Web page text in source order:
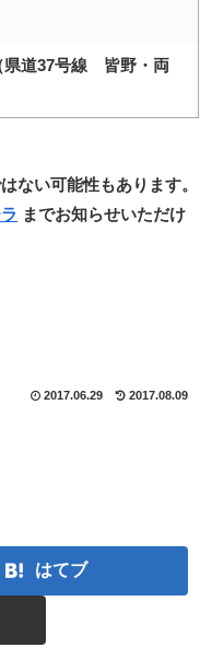
県道37号線 皆野・両
ない可能性もあります。
までお知らせいただけ
2017.06.29 2017.08.09
はてブ